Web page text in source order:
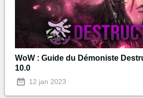
WoW : Guide du Démoniste
10.0
12 jan 2023